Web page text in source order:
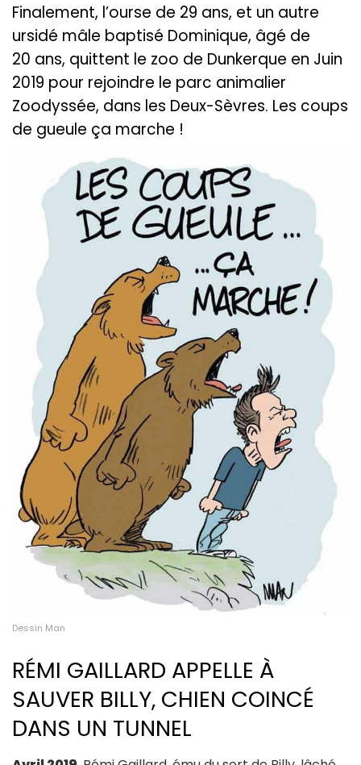
Finalement, l’ourse de 29 ans, et un autre
ursidé mâle baptisé Dominique, âgé de
20 ans, quittent le zoo de Dunkerque en Juin
2019 pour rejoindre le parc animalier
Zoodyssée, dans les Deux-Sèvres. Les coups
de gueule ça marche !
Dessin Man
RÉMI GAILLARD APPELLE À
SAUVER BILLY, CHIEN COINCÉ
DANS UN TUNNEL